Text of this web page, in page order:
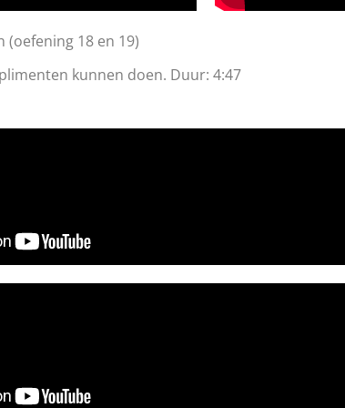
(oefening 18 en 19)
kunnen doen. Duur: 4:47